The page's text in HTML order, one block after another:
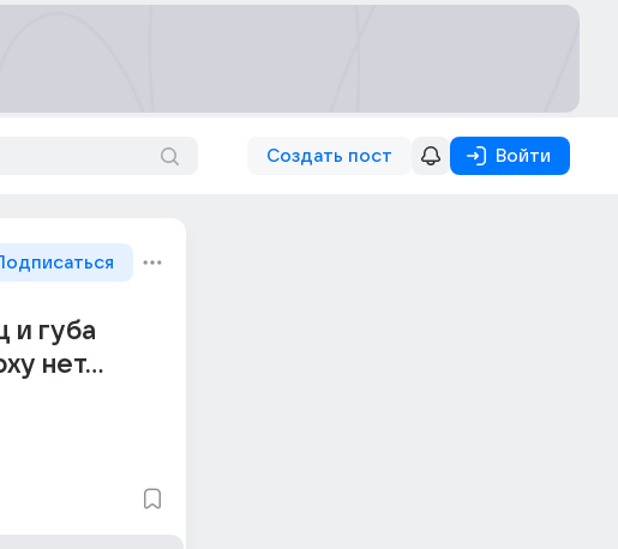
Создать пост Войти
и губа
нет…